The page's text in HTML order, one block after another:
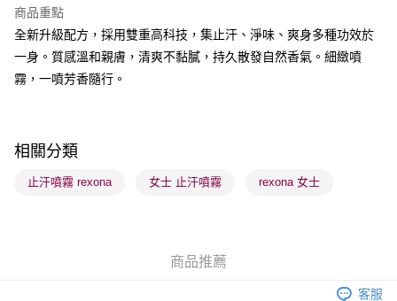
送貨方式
順豐自助櫃 - 確認發貨後1-3個工作天送達
每筆HK$65.00，滿HK$300.00或以上免運費
每筆HK$65.00，滿HK$300.00或以上免運費
確認發貨後1-3 工作天送達，訂單將隨機分配至SF順豐速運或京東
(香港門市) 只顯示可選門市。確認發貨後2-5個工作天到店，3天內
商品重點
全新升級配方，採用雙重高科技，集止汗、淨味、爽身多種功效於
一身。質感溫和親膚，清爽不黏膩，持久散發自然香氣。細緻噴
霧，一噴芳香隨行。
相關分類
止汗噴霧 rexona 女士 止汗噴霧 rexona 女士
商品推薦
客服